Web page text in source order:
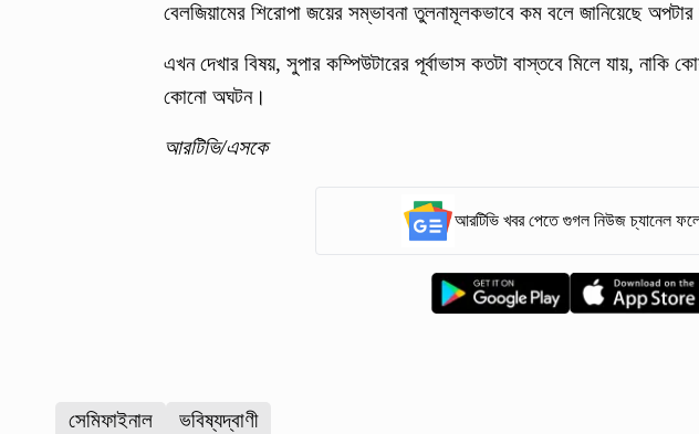
বেলজিয়ামের শিরোপা জয়ের সম্ভাবনা তুলনামূলকভাবে কম বলে জানিয়েছে অপটার
এখন দেখার বিষয়, সুপার কম্পিউটারের পূর্বাভাস কতটা বাস্তবে মিলে যায়, নাকি
কোনো অঘটন।
আরটিভি/এসকে
আরটিভি খবর পেতে গুগল নিউজ চ্যানেল
সেমিফাইনাল ভবিষ্যদ্বাণী